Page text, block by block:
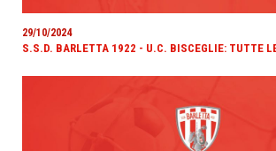
29/10/2024
S.S.D. BARLETTA 1922 - U.C. BISCEGLIE: TUTTE